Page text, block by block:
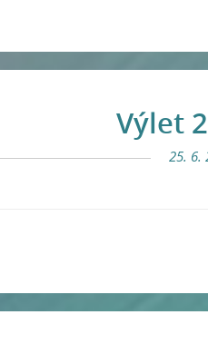
Výlet
25. 6.